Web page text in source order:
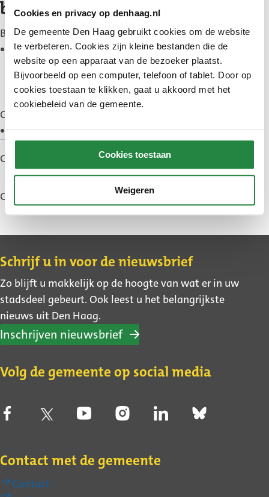
Cookies en privacy op denhaag.nl
De gemeente Den Haag gebruikt cookies om de website
te verbeteren. Cookies zijn kleine bestanden die de
website op een apparaat van de bezoeker plaatst.
Bijvoorbeeld op een computer, telefoon of tablet. Door op
cookies toestaan te klikken, gaat u akkoord met het
cookiebeleid van de gemeente.
Cookies toestaan
Weigeren
beroep)
Betaald:
Plaatsvervangend ambassadeur op de
Nederlandse ambassade in de Dominicaanse
Republiek (diplomate, Ministerie van
Buitenlandse Zaken)
Onbetaald:
geen
Gepubliceerd: 4 april 2023
Gewijzigd: 5 juni 2026
Contact
Schrijf u in voor de nieuwsbrief
Zo blijft u makkelijk op de hoogte van wat er in uw
stadsdeel gebeurt. Ook leest u het belangrijkste
nieuws uit Den Haag.
Inschrijven nieuwsbrief
Volg de gemeente op social media
Contact met de gemeente
Contact